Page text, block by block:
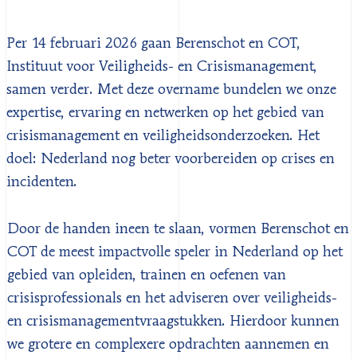
Per 14 februari 2026 gaan Berenschot en COT,
Instituut voor Veiligheids- en Crisismanagement,
samen verder. Met deze overname bundelen we onze
expertise, ervaring en netwerken op het gebied van
crisismanagement en veiligheidsonderzoeken. Het
doel: Nederland nog beter voorbereiden op crises en
incidenten.
Door de handen ineen te slaan, vormen Berenschot en
COT de meest impactvolle speler in Nederland op het
gebied van opleiden, trainen en oefenen van
crisisprofessionals en het adviseren over veiligheids-
en crisismanagementvraagstukken. Hierdoor kunnen
we grotere en complexere opdrachten aannemen en